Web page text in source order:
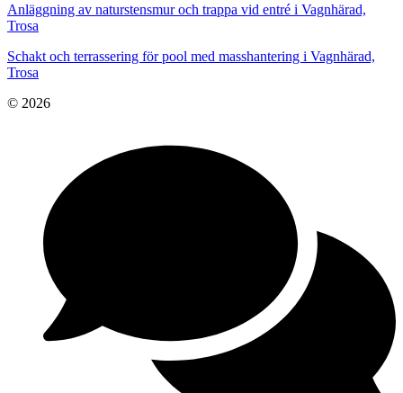
Anläggning av naturstensmur och trappa vid entré i Vagnhärad,
Trosa
Schakt och terrassering för pool med masshantering i Vagnhärad,
Trosa
© 2026